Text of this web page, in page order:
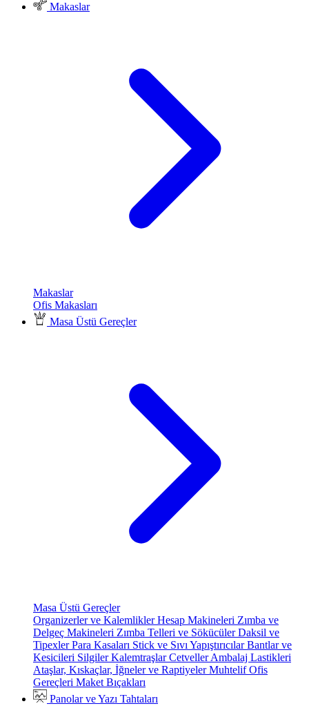
Makaslar
Makaslar
Ofis Makasları
Masa Üstü Gereçler
Masa Üstü Gereçler
Organizerler ve KalemliklerHesap Makineleri Zımba ve
Delgeç Makineleri Zımba Telleri ve SökücülerDaksil ve
TipexlerPara Kasaları Stick ve Sıvı YapıştırıcılarBantlar ve
Kesicileri SilgilerKalemtraşlarCetvellerAmbalaj Lastikleri
Ataşlar, Kıskaçlar, İğneler ve RaptiyelerMuhtelif Ofis
Gereçleri Maket Bıçakları
Panolar ve Yazı Tahtaları